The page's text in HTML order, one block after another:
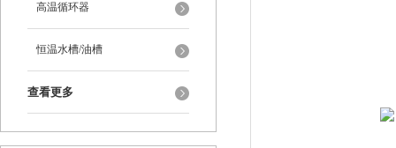
高温循环器
恒温水槽/油槽
查看更多